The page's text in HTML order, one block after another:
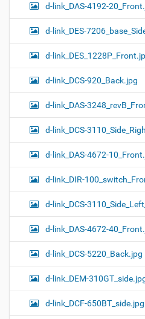
d-link_DAS-4192-
d-link_DES-
d-
d-link_DCS-920_Back.jpg
d-link_DAS-
d-link_DCS-
d-link_DAS-4672-
d-link_DIR-
d-link_DCS-
d-link_DAS-4672-
d-link_DCS-5220_Back.jpg
d-link_DEM-
d-link_DCF-650BT_side.jpg